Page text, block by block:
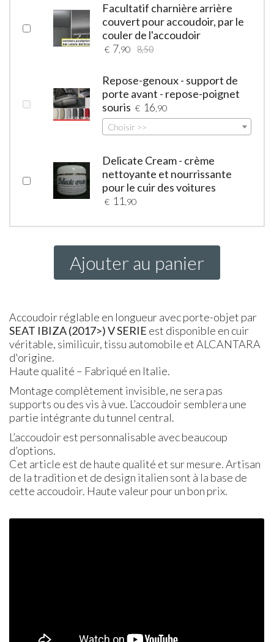
Facultatif charnière arrière
couvert pour accoudoir, par le
couler de l'accoudoir
€ 7 ,90 8,50
Repose-genoux - support de
porte avant - repose-poignet
souris € 16 ,90
Choisir >>
Delicate Cream - crème
nettoyante et nourrissante
pour le cuir des voitures
€ 11 ,90
Ajouter au panier
Accoudoir réglable en longueur avec porte-objet par
SEAT IBIZA(2017>) VSERIE est disponible en cuir
véritable, similicuir, tissu automobile et ALCANTARA
d'origine.
Haute qualité – Fabriqué en Italie.
Montage complètement invisible, ne sera pas
supports ou des vis à vue. L’accoudoir semblera une
partie intégrante du tunnel central.
L’accoudoir est personnalisable avec beaucoup
d’options.
Cet article est de haute qualité et sur mesure. Artisan
de la tradition et de design italien sont à la base de
cette accoudoir. Haute valeur pour un bon prix.